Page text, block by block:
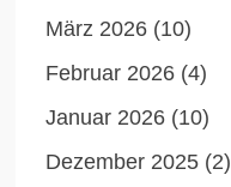
März 2026 (10)
Februar 2026 (4)
Januar 2026 (10)
Dezember 2025 (2)